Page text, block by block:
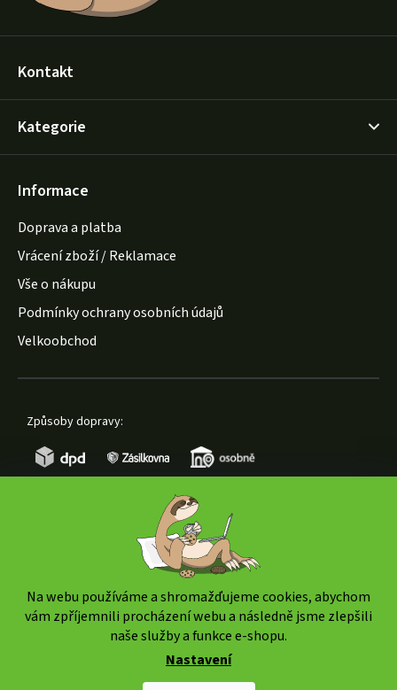
Na webu používáme a shromažďujeme cookies, abychom
vám zpříjemnili procházení webu a následně jsme zlepšili
naše služby a funkce e-shopu.
Nastavení
Kontakt
Kategorie
Informace
Doprava a platba
Vrácení zboží / Reklamace
Vše o nákupu
Podmínky ochrany osobních údajů
Velkoobchod
Způsoby dopravy:
www.weedshop.cz